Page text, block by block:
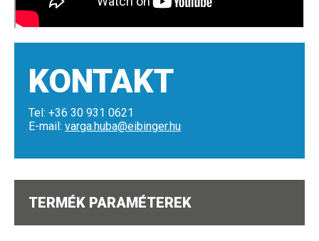
KONTAKT
Tel: +36 30 931 0621
E-mail: varga.huba@eibinger.hu
TERMÉK PARAMÉTEREK